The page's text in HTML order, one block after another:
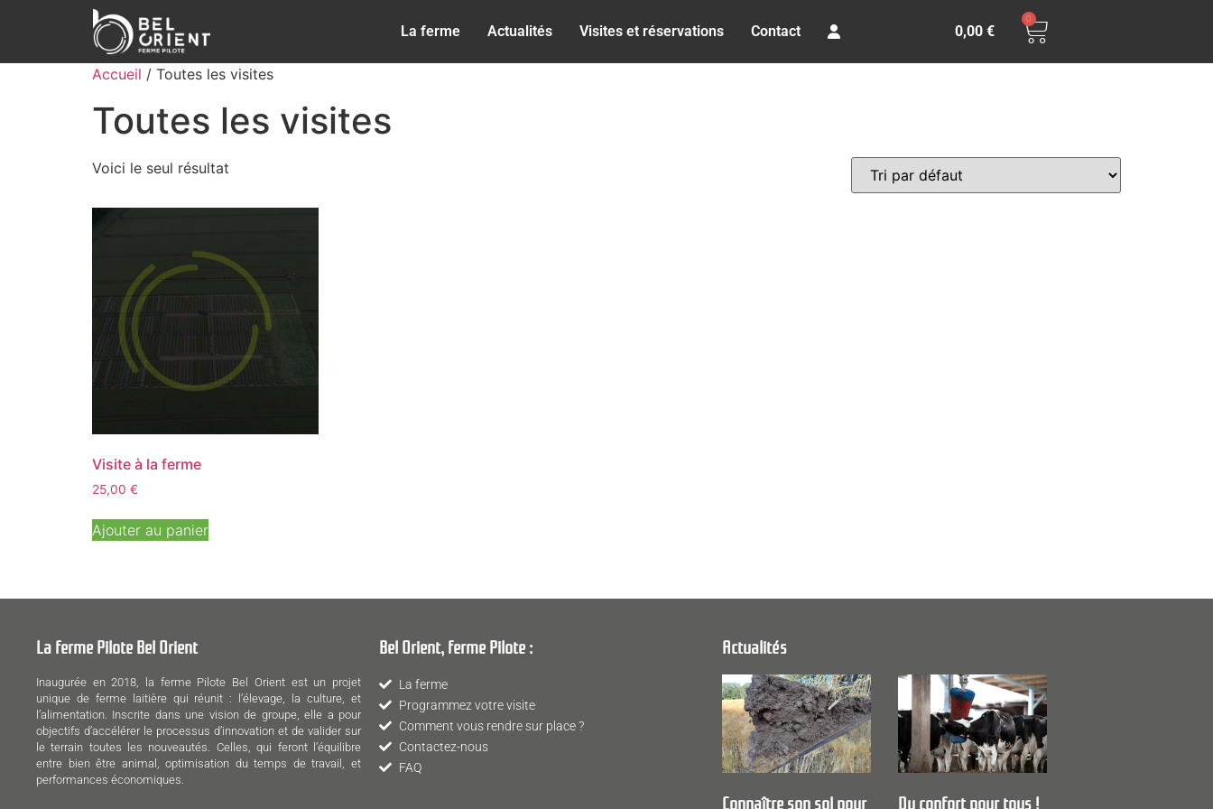
La ferme Actualités Visites et réservations Contact 0,00 €
0
Accueil / Toutes les visites
Toutes les visites
Voici le seul résultat
Visite à la ferme
25,00 €
Ajouter au panier
La ferme Pilote Bel Orient
Inaugurée en 2018, la ferme Pilote Bel Orient est un projet
unique de ferme laitière qui réunit : l’élevage, la culture, et
l’alimentation. Inscrite dans une vision de groupe, elle a pour
objectifs d’accélérer le processus d’innovation et de valider sur
le terrain toutes les nouveautés. Celles, qui feront l’équilibre
entre bien être animal, optimisation du temps de travail, et
performances économiques.
Bel Orient, ferme Pilote :
La ferme
Programmez votre visite
Comment vous rendre sur place ?
Contactez-nous
FAQ
Actualités
Connaître son sol pour Du confort pour tous !